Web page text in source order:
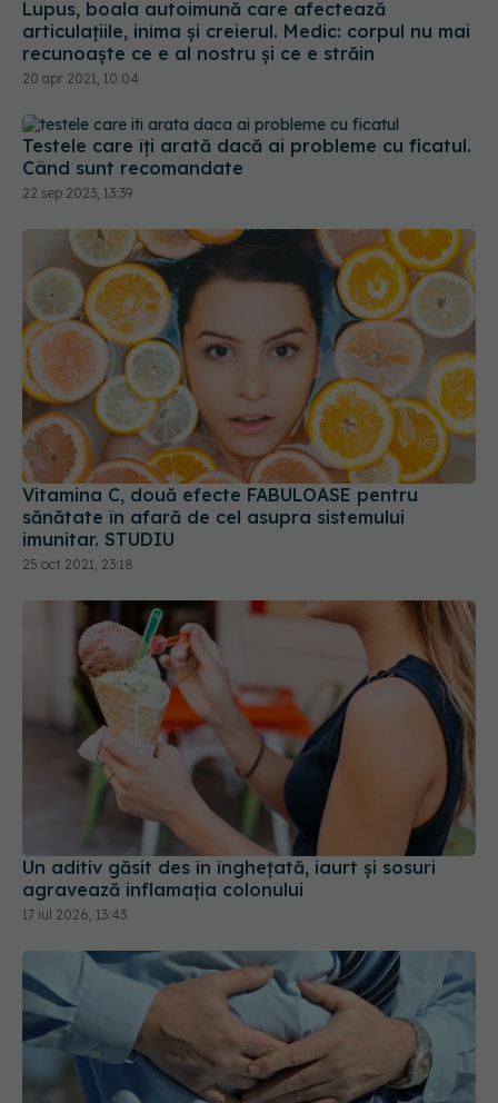
articulațiile, inima și creierul. Medic: corpul nu mai
recunoaște ce e al nostru și ce e străin
20 apr 2021, 10:04
Testele care îți arată dacă ai probleme cu ficatul.
Când sunt recomandate
22 sep 2023, 13:39
Vitamina C, două efecte FABULOASE pentru
sănătate în afară de cel asupra sistemului
imunitar. STUDIU
25 oct 2021, 23:18
Un aditiv găsit des în înghețată, iaurt și sosuri
agravează inflamația colonului
17 iul 2026, 13:43